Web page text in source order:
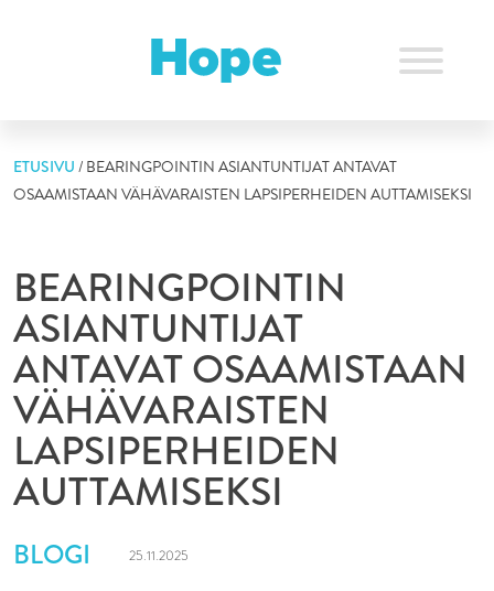
ETUSIVU /BEARINGPOINTIN ASIANTUNTIJAT ANTAVAT
OSAAMISTAAN VÄHÄVARAISTEN LAPSIPERHEIDEN AUTTAMISEKSI
BEARINGPOINTIN
ASIANTUNTIJAT
ANTAVAT OSAAMISTAAN
VÄHÄVARAISTEN
LAPSIPERHEIDEN
AUTTAMISEKSI
BLOGI 25.11.2025